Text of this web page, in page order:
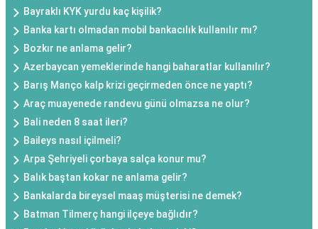
Bayraklı KYK yurdu kaç kişilik?
Banka kartı olmadan mobil bankacılık kullanılır mı?
Bozkır ne anlama gelir?
Azerbaycan yemeklerinde hangi baharatlar kullanılır?
Barış Manço kalp krizi geçirmeden önce ne yaptı?
Araç muayenede randevu günü olmazsa ne olur?
Bali neden 8 saat ileri?
Baileys nasıl içilmeli?
Arpa Şehriyeli çorbaya salça konur mu?
Balık baştan kokar ne anlama gelir?
Bankalarda bireysel maaş müşterisi ne demek?
Batman Tilmerç hangi ilçeye bağlıdır?